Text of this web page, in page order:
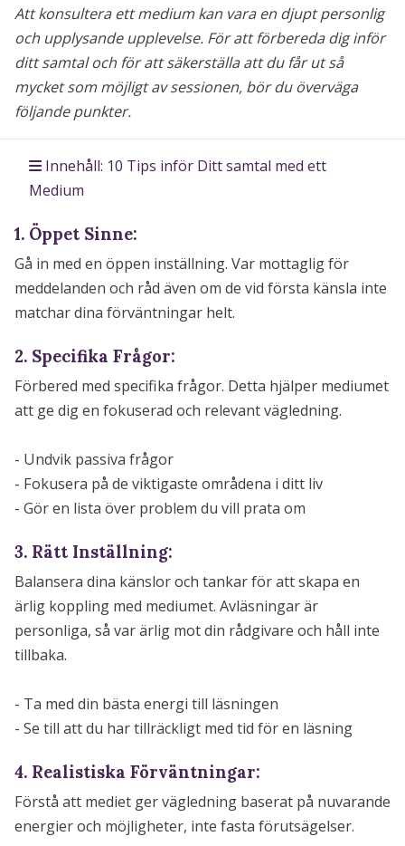
Att konsultera ett medium kan vara en djupt personlig
och upplysande upplevelse. För att förbereda dig inför
ditt samtal och för att säkerställa att du får ut så
mycket som möjligt av sessionen, bör du överväga
följande punkter.
Innehåll: 10 Tips inför Ditt samtal med ett
Medium
1. Öppet Sinne:
Gå in med en öppen inställning. Var mottaglig för
meddelanden och råd även om de vid första känsla inte
matchar dina förväntningar helt.
2. Specifika Frågor:
Förbered med specifika frågor. Detta hjälper mediumet
att ge dig en fokuserad och relevant vägledning.
- Undvik passiva frågor
- Fokusera på de viktigaste områdena i ditt liv
- Gör en lista över problem du vill prata om
3. Rätt Inställning:
Balansera dina känslor och tankar för att skapa en
ärlig koppling med mediumet. Avläsningar är
personliga, så var ärlig mot din rådgivare och håll inte
tillbaka.
- Ta med din bästa energi till läsningen
- Se till att du har tillräckligt med tid för en läsning
4. Realistiska Förväntningar:
Förstå att mediet ger vägledning baserat på nuvarande
energier och möjligheter, inte fasta förutsägelser.